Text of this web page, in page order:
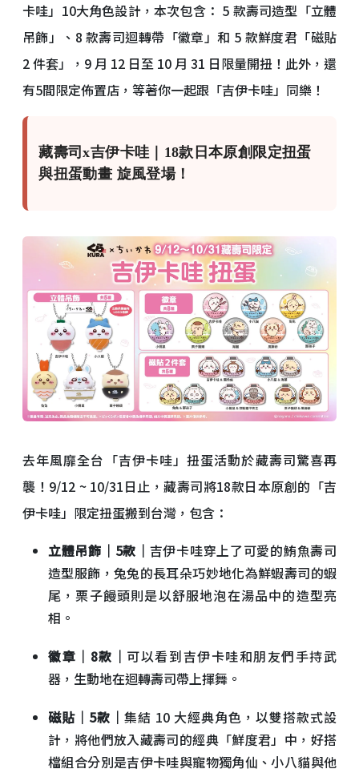
卡哇」10大角色設計，本次包含： 5 款壽司造型「立體
吊飾」、8 款壽司迴轉帶「徽章」和 5 款鮮度君「磁貼
2 件套」，9 月 12 日至 10 月 31 日限量開扭！此外，還
有5間限定佈置店，等著你一起跟「吉伊卡哇」同樂！
藏壽司x吉伊卡哇｜18款日本原創限定扭蛋
與扭蛋動畫 旋風登場！
去年風靡全台「吉伊卡哇」扭蛋活動於藏壽司驚喜再
襲！9/12 ~ 10/31日止，藏壽司將18款日本原創的「吉
伊卡哇」限定扭蛋搬到台灣，包含：
立體吊飾｜5款｜ 吉伊卡哇穿上了可愛的鮪魚壽司
造型服飾，兔兔的長耳朵巧妙地化為鮮蝦壽司的蝦
尾，栗子饅頭則是以舒服地泡在湯品中的造型亮
相。
徽章｜8款｜ 可以看到吉伊卡哇和朋友們手持武
器，生動地在迴轉壽司帶上揮舞。
磁貼｜5款｜ 集結 10 大經典角色，以雙搭款式設
計，將他們放入藏壽司的經典「鮮度君」中，好搭
檔組合分別是吉伊卡哇與寵物獨角仙、小八貓與他